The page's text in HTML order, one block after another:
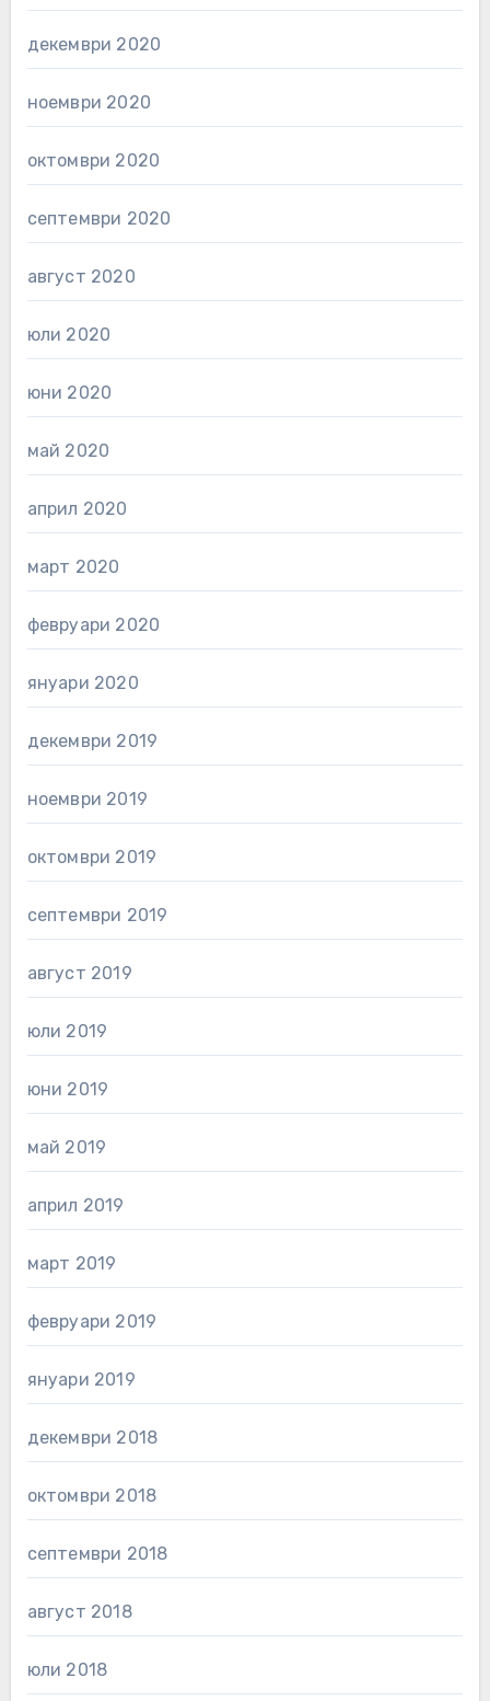
декември 2020
ноември 2020
октомври 2020
септември 2020
август 2020
юли 2020
юни 2020
май 2020
април 2020
март 2020
февруари 2020
януари 2020
декември 2019
ноември 2019
октомври 2019
септември 2019
август 2019
юли 2019
юни 2019
май 2019
април 2019
март 2019
февруари 2019
януари 2019
декември 2018
октомври 2018
септември 2018
август 2018
юли 2018